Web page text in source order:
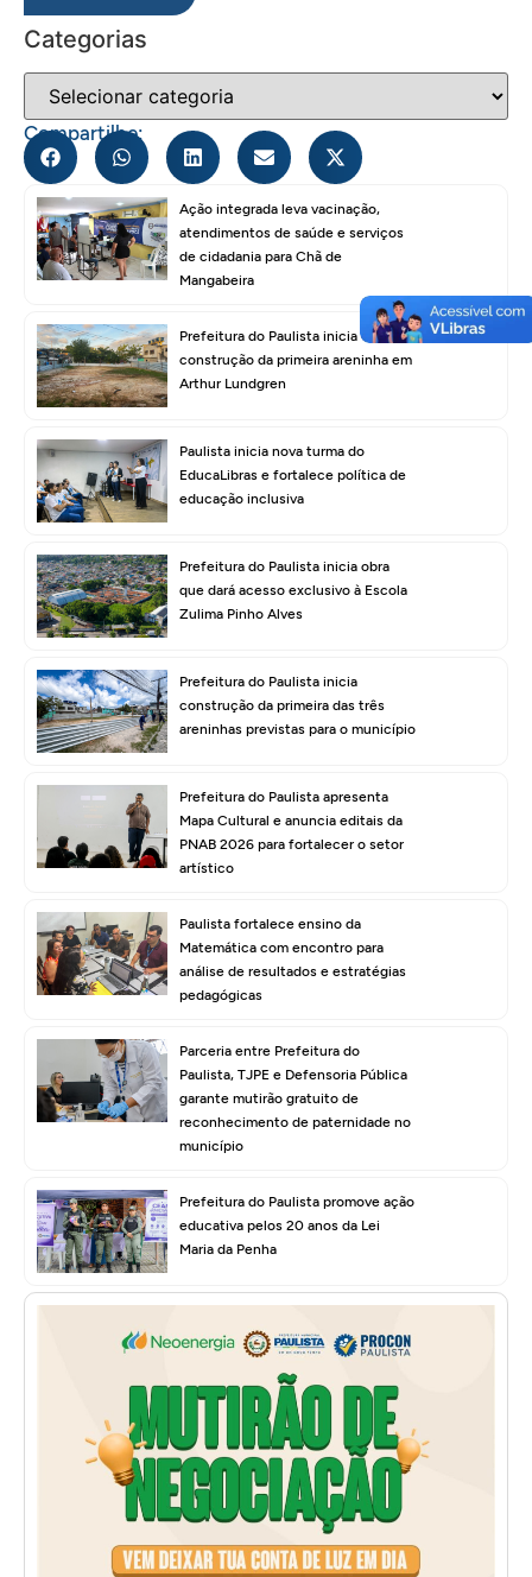
Categorias
Compartilhe:
Ação integrada leva vacinação,
atendimentos de saúde e serviços
de cidadania para Chã de
Mangabeira
Prefeitura do Paulista inicia
construção da primeira areninha em
Arthur Lundgren
Paulista inicia nova turma do
EducaLibras e fortalece política de
educação inclusiva
Prefeitura do Paulista inicia obra
que dará acesso exclusivo à Escola
Zulima Pinho Alves
Prefeitura do Paulista inicia
construção da primeira das três
areninhas previstas para o município
Prefeitura do Paulista apresenta
Mapa Cultural e anuncia editais da
PNAB 2026 para fortalecer o setor
artístico
Paulista fortalece ensino da
Matemática com encontro para
análise de resultados e estratégias
pedagógicas
Parceria entre Prefeitura do
Paulista, TJPE e Defensoria Pública
garante mutirão gratuito de
reconhecimento de paternidade no
município
Prefeitura do Paulista promove ação
educativa pelos 20 anos da Lei
Maria da Penha